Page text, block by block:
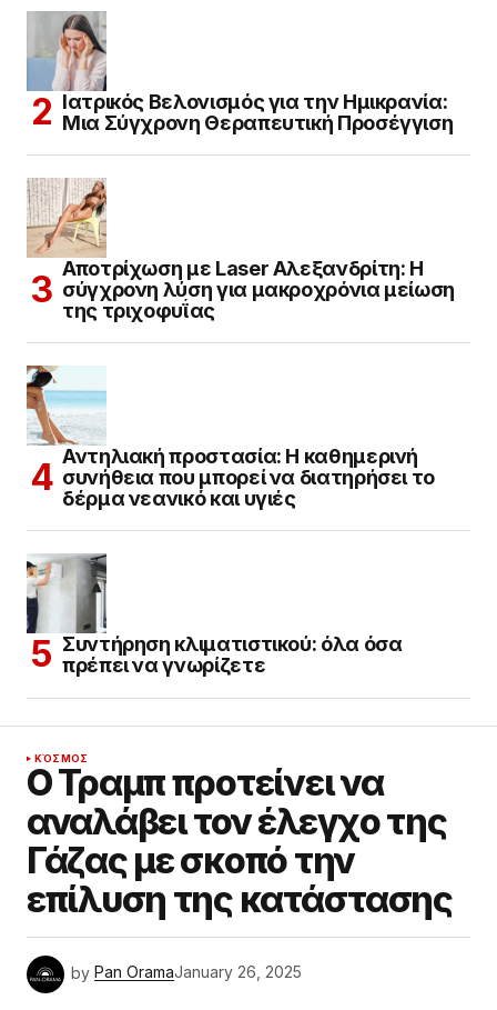
Ιατρικός Βελονισμός για την Ημικρανία:
Μια Σύγχρονη Θεραπευτική Προσέγγιση
Αποτρίχωση με Laser Αλεξανδρίτη: Η
σύγχρονη λύση για μακροχρόνια μείωση
της τριχοφυΐας
Αντηλιακή προστασία: Η καθημερινή
συνήθεια που μπορεί να διατηρήσει το
δέρμα νεανικό και υγιές
Συντήρηση κλιματιστικού: όλα όσα
πρέπει να γνωρίζετε
ΚΌΣΜΟΣ
Ο Τραμπ προτείνει να
αναλάβει τον έλεγχο της
Γάζας με σκοπό την
επίλυση της κατάστασης
by Pan OramaJanuary 26, 2025